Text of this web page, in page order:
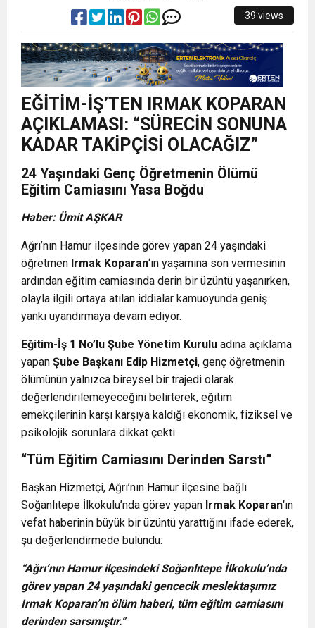
39 views
EĞİTİM-İŞ’TEN IRMAK KOPARAN
AÇIKLAMASI: “SÜRECİN SONUNA
KADAR TAKİPÇİSİ OLACAĞIZ”
24 Yaşındaki Genç Öğretmenin Ölümü
Eğitim Camiasını Yasa Boğdu
Haber: Ümit AŞKAR
Ağrı’nın Hamur ilçesinde görev yapan 24 yaşındaki
öğretmen Irmak Koparan‘ın yaşamına son vermesinin
ardından eğitim camiasında derin bir üzüntü yaşanırken,
olayla ilgili ortaya atılan iddialar kamuoyunda geniş
yankı uyandırmaya devam ediyor.
Eğitim-İş 1 No’lu Şube Yönetim Kurulu adına açıklama
yapan Şube Başkanı Edip Hizmetçi, genç öğretmenin
ölümünün yalnızca bireysel bir trajedi olarak
değerlendirilemeyeceğini belirterek, eğitim
emekçilerinin karşı karşıya kaldığı ekonomik, fiziksel ve
psikolojik sorunlara dikkat çekti.
“Tüm Eğitim Camiasını Derinden Sarstı”
Başkan Hizmetçi, Ağrı’nın Hamur ilçesine bağlı
Soğanlıtepe İlkokulu’nda görev yapan Irmak Koparan‘ın
vefat haberinin büyük bir üzüntü yarattığını ifade ederek,
şu değerlendirmede bulundu:
“Ağrı’nın Hamur ilçesindeki Soğanlıtepe İlkokulu’nda
görev yapan 24 yaşındaki gencecik meslektaşımız
Irmak Koparan’ın ölüm haberi, tüm eğitim camiasını
derinden sarsmıştır.”